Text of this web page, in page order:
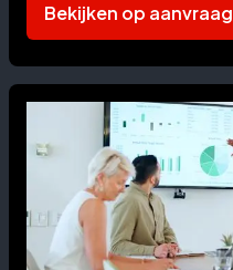
Bekijken op aanvraag